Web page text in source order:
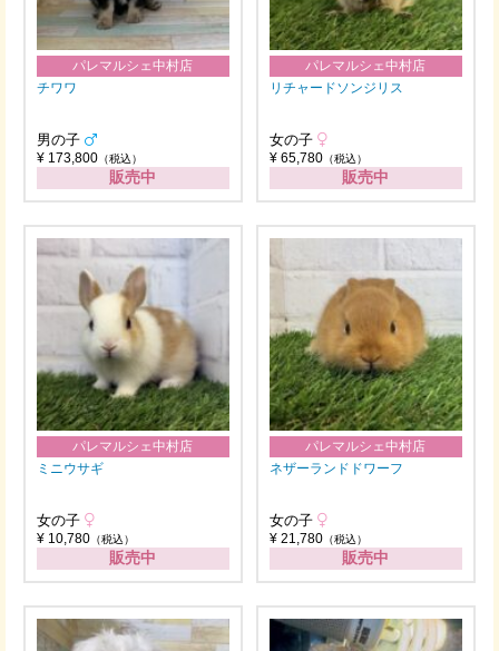
パレマルシェ中村店
チワワ
男の子
¥ 173,800 （税込）
販売中
パレマルシェ中村店
リチャードソンジリス
女の子
¥ 65,780 （税込）
販売中
パレマルシェ中村店
ミニウサギ
女の子
¥ 10,780 （税込）
販売中
パレマルシェ中村店
ネザーランドドワーフ
女の子
¥ 21,780 （税込）
販売中